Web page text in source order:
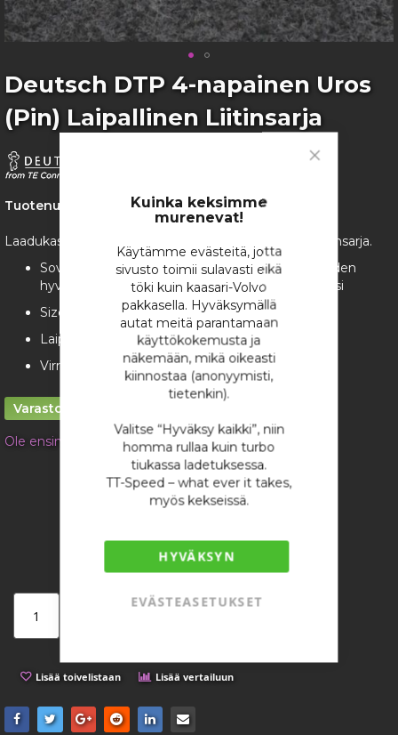
Kuinka keksimme
murenevat!
Käytämme evästeitä, jotta
sivusto toimii sulavasti eikä
töki kuin kaasari-Volvo
pakkasella. Hyväksymällä
autat meitä parantamaan
käyttökokemusta ja
näkemään, mikä oikeasti
kiinnostaa (anonyymisti,
tietenkin).
Valitse “Hyväksy kaikki”, niin
homma rullaa kuin turbo
tiukassa ladetuksessa.
TT-Speed – what ever it takes,
myös kekseissä.
HYVÄKSYN
EVÄSTEASETUKSET
Skip
to
the
beginning
the
images
gallery
Deutsch DTP 4-napainen Uros
(Pin) Laipallinen Liitinsarja
Tuotenumero: 4741
Laadukas aito Deutsch DTP 4-napainen Uros (Pin) liitinsarja.
Soveltuu erityisesti flektien, pumppujen tai muiden
hyvän virrankeston vaativien kohteiden liittimeksi
Size 12 Solid kontakteilla (2.00 - 3.00mm2)
Laippa esim. tulipeltiin kiinnitystä varten
Virrankesto 25A per kontakti
Varastossa
Ole ensimmäinen tuotteen arvostelija
/ kappale
17,47 €
Lisää toivelistaan Lisää vertailuun